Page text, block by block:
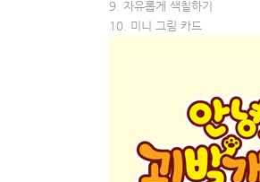
9. 자유롭게 색칠하기
10. 미니 그림 카드